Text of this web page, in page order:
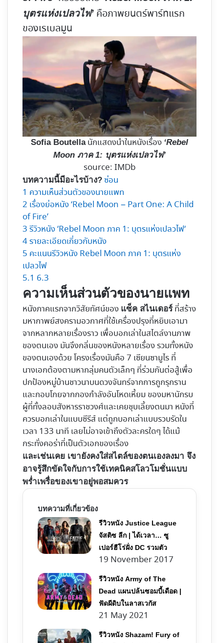
บุตรแห่งเปลวไฟ’ คือภาพยนตร์พาร์ทแรก
ของเรเบลมูน
Sofia Boutellaนักแสดงนำในหนังเรื่อง ‘Rebel
Moon ภาค 1: บุตรแห่งเปลวไฟ’
source: IMDb
บทความนี้มีอะไรบ้าง? ซ่อน
1 ความเห็นส่วนตัวของนายแพท
2 เรื่องย่อหนัง ‘Rebel Moon – Part One: A Child
of Fire’
3 รีวิวหนัง ‘Rebel Moon ภาค 1: บุตรแห่งเปลวไฟ‘
4รายละเอียดเกี่ยวกับหนัง
5 คะแนนรีวิวหนัง Rebel Moon ภาค 1: บุตรแห่ง
เปลวไฟ
5.1 6.3
ความเห็นส่วนตัวของนายแพท
หนังภาคแรกจากวิสัยทัศน์ของ แซ็ค สไนเดอร์ที่สร้าง
มหากาพย์สงครามอวกาศที่ใช้เครื่องปรุงที่หยิบเอามา
จากหลากหลายเรื่องราว เพื่อบอกเล่าในสไตล์งานภาพ
ของตนเอง มันจึงกลิ่นของหนังหลายเรื่อง รวมทั้งหนัง
ของตนเองด้วย โครงเรื่องมันคือ 7 เซียนซามูไร ที่
นางเอกต้องตามหากลุ่มคนตัวเล็กๆ ที่ร่วมกันต่อสู้เพื่อ
ปกป้องหมู่บ้านชาวนาบนดวงจันทร์จากการถูกรุกราน
และกอบโกยจากกองกำลังอันโหดเหี้ยม ของมหานักรบ
ผู้ที่ทั้งลอบสังหารราชวงศ์และเคยชุบเลี้ยงตนมา หนังที่
ควรบอกเล่าในแบบซีรีส์ แต่ถูกบอกเล่าแบบรวบรัดใน
เวลา 133 นาที เลยไม่อาจเข้าถึงตัวละครใดๆ ได้แม้
กระทั่งคอร่าที่เป็นตัวเอกของเรื่อง
และเช่นเคย เขายังคงใส่สไตล์ของตนเองลงมา จึง
อาจรู้สึกขัดใจกับการใช้เทคนิคสโลวโมชั่นแบบ
พร่ำเพรื่อของเขาอยู่พอสมควร
บทความที่เกี่ยวข้อง
รีวิวหนัง Justice League
จัสติซ ลีก | ได้เวลา… ซู
เปอร์ฮีโร่ฝั่ง DC รวมตัว
19 November 2017
รีวิวหนัง Army of The
Dead แผนปล้นซอมบี้เดือด |
ฟัดผีดิบในลาสเวกัส
21 May 2021
รีวิวหนัง Shazam! Fury of